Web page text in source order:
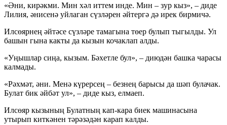
«Әни, кирәкми. Мин хәл иттем инде. Мин – зур кыз», – диде
Лилия, әнисенә уйлаган сүзләрен әйтергә дә ирек бирмичә.
Илсөярнең әйтәсе сүзләре тамагына төер булып тыгылды. Ул
башын гына какты да кызын кочаклап алды.
«Уңышлар сиңа, кызым. Бәхетле бул», – диюдән башка чарасы
калмады.
«Рәхмәт, әни. Менә күрерсең – безнең барысы да шәп булачак.
Булат бик әйбәт ул», – диде кыз, елмаеп.
Илсөяр кызының Булатның кап-кара биек машинасына
утырып киткәнен тәрәзәдән карап калды.